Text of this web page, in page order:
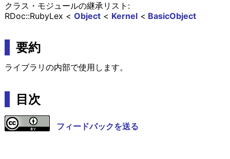
クラス・モジュールの継承リスト:
BasicObject
Kernel
Object
RDoc::RubyLex
要約
ライブラリの内部で使用します。
目次
フィードバックを送る